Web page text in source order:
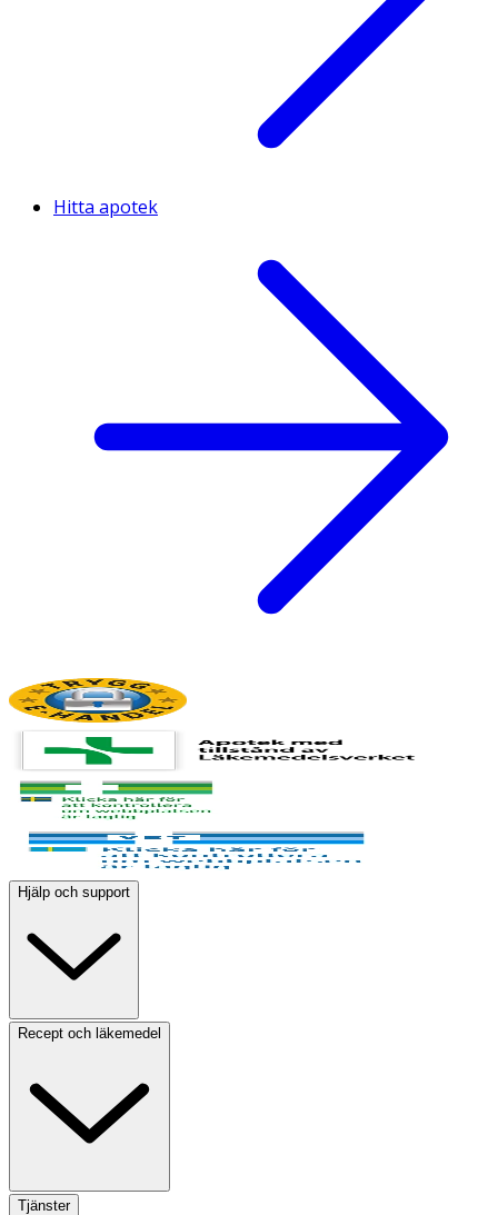
Hitta apotek
Hjälp och support
Recept och läkemedel
Tjänster